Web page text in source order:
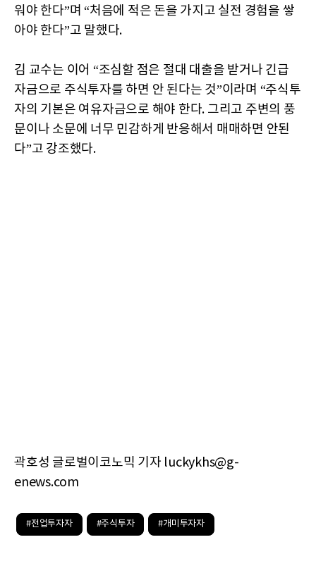
워야 한다”며 “처음에 적은 돈을 가지고 실전 경험을 쌓
아야 한다”고 말했다.
김 교수는 이어 “조심할 점은 절대 대출을 받거나 긴급
자금으로 주식투자를 하면 안 된다는 것”이라며 “주식투
자의 기본은 여유자금으로 해야 한다. 그리고 주변의 풍
문이나 소문에 너무 민감하게 반응해서 매매하면 안된
다”고 강조했다.
곽호성 글로벌이코노믹 기자 luckykhs@g-
enews.com
#전업투자자 #주식투자 #개미투자자